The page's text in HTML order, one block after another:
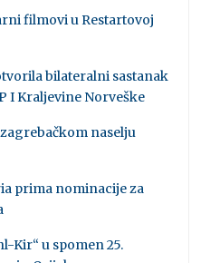
filmovi u Restartovoj
bilateralni sastanak
I Kraljevine Norveške
naselju
prima nominacije za
Kir“ u spomen 25.